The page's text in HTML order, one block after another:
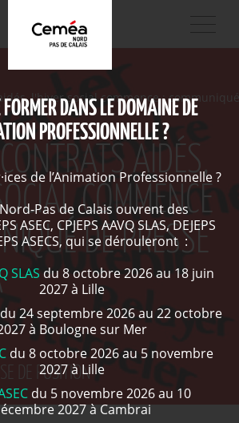
l'hiver social commence :
AIDÉS,
COMMENCE
DE PRESSE
DE POSITION
DANS LE DOMAINE DE
PROFESSIONNELLE ?
de l’Animation Professionnelle ?
Pas de Calais ouvrent des
ASEC, CPJEPS AAVQ SLAS, DEJEPS
ASECS, qui se dérouleront :
SLAS du 8 octobre 2026 au 18 juin
2027 à Lille
du 24 septembre 2026 au 22 octobre
à Boulogne sur Mer
du 8 octobre 2026 au 5 novembre
2027 à Lille
du 5 novembre 2026 au 10
2027 à Cambrai